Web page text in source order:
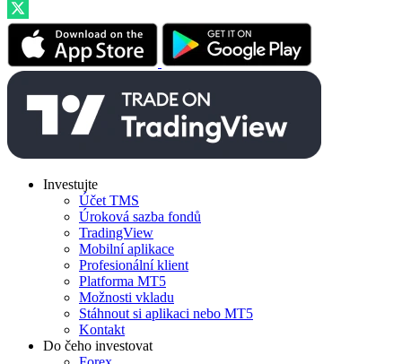
Investujte
Účet TMS
Úroková sazba fondů
TradingView
Mobilní aplikace
Profesionální klient
Platforma MT5
Možnosti vkladu
Stáhnout si aplikaci nebo MT5
Kontakt
Do čeho investovat